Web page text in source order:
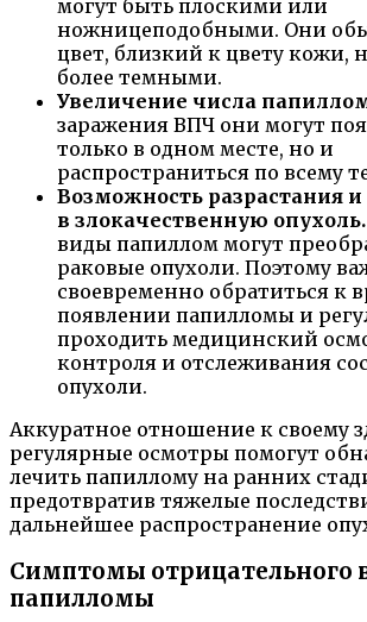
могут быть плоскими или
ножницеподобными. Они
цвет, близкий к цвету кожи,
более темными.
Увеличение числа
заражения ВПЧ они могут
только в одном месте, но и
распространиться по всему
Возможность разрастания
в злокачественную опухоль.
виды папиллом могут
раковые опухоли. Поэтому
своевременно обратиться к
появлении папилломы и
проходить медицинский
контроля и отслеживания
опухоли.
Аккуратное отношение к своему
регулярные осмотры помогут
лечить папиллому на ранних
предотвратив тяжелые
дальнейшее распространение
Симптомы отрицательного
папилломы